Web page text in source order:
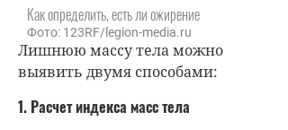
Как определить, есть ли ожирение
Фото: 123RF/legion-media.ru
Лишнюю массу тела можно
выявить двумя способами:
1. Расчет индекса масс тела